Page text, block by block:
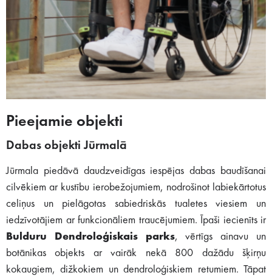
Pieejamie objekti
Dabas objekti Jūrmalā
Jūrmala piedāvā daudzveidīgas iespējas dabas baudīšanai
cilvēkiem ar kustību ierobežojumiem, nodrošinot labiekārtotus
celiņus un pielāgotas sabiedriskās tualetes viesiem un
iedzīvotājiem ar funkcionāliem traucējumiem. Īpaši iecienīts ir
Bulduru Dendroloģiskais parks, vērtīgs ainavu un
botānikas objekts ar vairāk nekā 800 dažādu šķirņu
kokaugiem, dižkokiem un dendroloģiskiem retumiem. Tāpat